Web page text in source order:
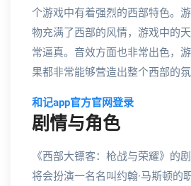
个游戏中有着强烈的西部特色。
物充满了西部的风情，游戏中的
常逼真。音效方面也非常出色，
果都非常能够营造出整个西部的氛
和记app官方官网登录
剧情与角色
《西部大镖客：枪战与荣耀》的
将会扮演一名名叫约翰·马斯顿的